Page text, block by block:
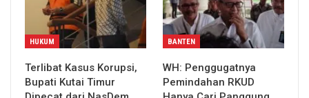
HUKUM
Terlibat Kasus Korupsi,
Bupati Kutai Timur
BANTEN
WH: Penggugatnya
Pemindahan RKUD